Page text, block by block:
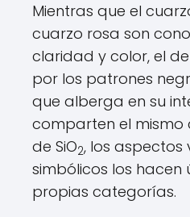
Mientras que el
cuarzo rosa son
claridad y color, el
por los patrones
que alberga en su
comparten el
de SiO2, los aspectos
simbólicos los hacen
propias categorías.